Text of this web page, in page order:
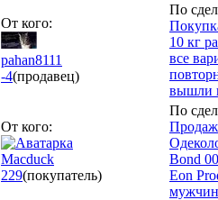
От кого:
pahan8111
-4(продавец)
По
10 кг
все
вышли
От кого:
Macduck
229(покупатель)
По
Bond
Eon
мужчин